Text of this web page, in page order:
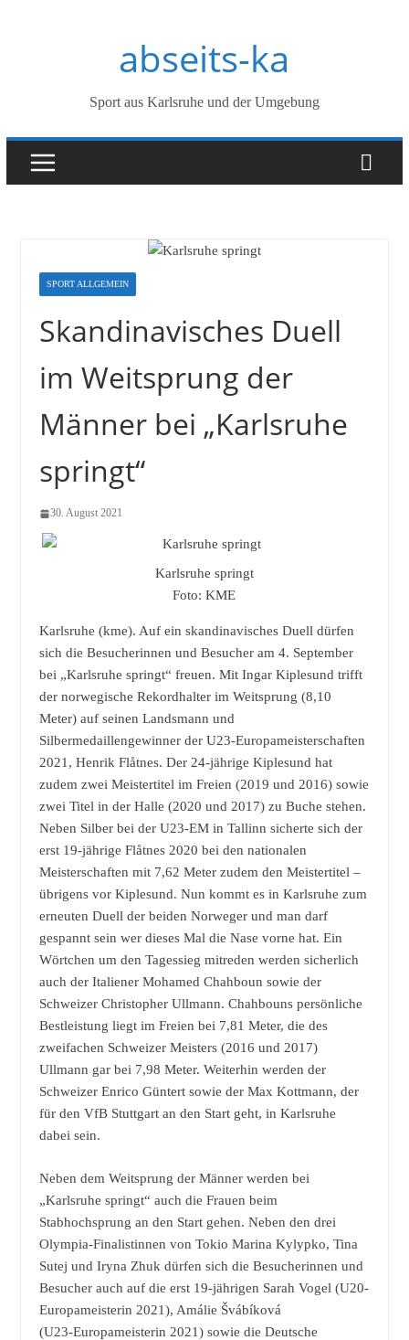
abseits-ka
Sport aus Karlsruhe und der Umgebung
SPORT ALLGEMEIN
Skandinavisches Duell
im Weitsprung der
Männer bei „Karlsruhe
springt“
30. August 2021
Karlsruhe springt
Foto: KME
Karlsruhe (kme). Auf ein skandinavisches Duell dürfen
sich die Besucherinnen und Besucher am 4. September
bei „Karlsruhe springt“ freuen. Mit Ingar Kiplesund trifft
der norwegische Rekordhalter im Weitsprung (8,10
Meter) auf seinen Landsmann und
Silbermedaillengewinner der U23-Europameisterschaften
2021, Henrik Flåtnes. Der 24-jährige Kiplesund hat
zudem zwei Meistertitel im Freien (2019 und 2016) sowie
zwei Titel in der Halle (2020 und 2017) zu Buche stehen.
Neben Silber bei der U23-EM in Tallinn sicherte sich der
erst 19-jährige Flåtnes 2020 bei den nationalen
Meisterschaften mit 7,62 Meter zudem den Meistertitel –
übrigens vor Kiplesund. Nun kommt es in Karlsruhe zum
erneuten Duell der beiden Norweger und man darf
gespannt sein wer dieses Mal die Nase vorne hat. Ein
Wörtchen um den Tagessieg mitreden werden sicherlich
auch der Italiener Mohamed Chahboun sowie der
Schweizer Christopher Ullmann. Chahbouns persönliche
Bestleistung liegt im Freien bei 7,81 Meter, die des
zweifachen Schweizer Meisters (2016 und 2017)
Ullmann gar bei 7,98 Meter. Weiterhin werden der
Schweizer Enrico Güntert sowie der Max Kottmann, der
für den VfB Stuttgart an den Start geht, in Karlsruhe
dabei sein.
Neben dem Weitsprung der Männer werden bei
„Karlsruhe springt“ auch die Frauen beim
Stabhochsprung an den Start gehen. Neben den drei
Olympia-Finalistinnen von Tokio Marina Kylypko, Tina
Sutej und Iryna Zhuk dürfen sich die Besucherinnen und
Besucher auch auf die erst 19-jährigen Sarah Vogel (U20-
Europameisterin 2021), Amálie Švábíková
(U23-Europameisterin 2021) sowie die Deutsche